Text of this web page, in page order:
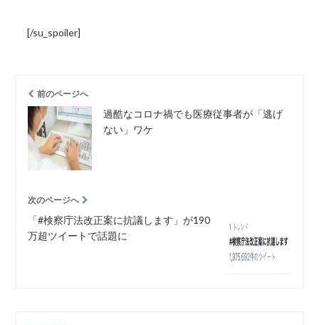
[/su_spoiler]
前のページへ
過酷なコロナ禍でも医療従事者が「逃げ
ない」ワケ
次のページへ
「#検察庁法改正案に抗議します」が190
万超ツイートで話題に